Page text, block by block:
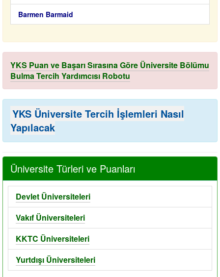
Barmen Barmaid
YKS Puan ve Başarı Sırasına Göre Üniversite Bölümu
Bulma Tercih Yardımcısı Robotu
YKS Üniversite Tercih İşlemleri Nasıl
Yapılacak
Üniversite Türleri ve Puanları
Devlet Üniversiteleri
Vakıf Üniversiteleri
KKTC Üniversiteleri
Yurtdışı Üniversiteleri